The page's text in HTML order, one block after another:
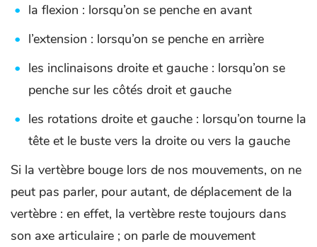
la flexion : lorsqu’on se penche en avant
l’extension : lorsqu’on se penche en arrière
les inclinaisons droite et gauche : lorsqu’on se
penche sur les côtés droit et gauche
les rotations droite et gauche : lorsqu’on tourne la
tête et le buste vers la droite ou vers la gauche
Si la vertèbre bouge lors de nos mouvements, on ne
peut pas parler, pour autant, de déplacement de la
vertèbre : en effet, la vertèbre reste toujours dans
son axe articulaire ; on parle de mouvement